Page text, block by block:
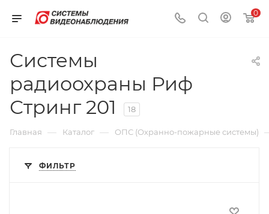
0
Системы
радиоохраны Риф
Стринг 201
18
Главная — Каталог — ОПС (Охранно-пожарные системы)
ФИЛЬТР